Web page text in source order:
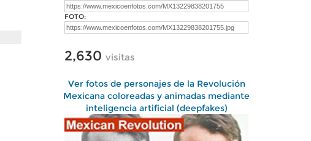
FOTO:
2,630 visitas
Ver fotos de personajes de la Revolución
Mexicana coloreadas y animadas mediante
inteligencia artificial (deepfakes)